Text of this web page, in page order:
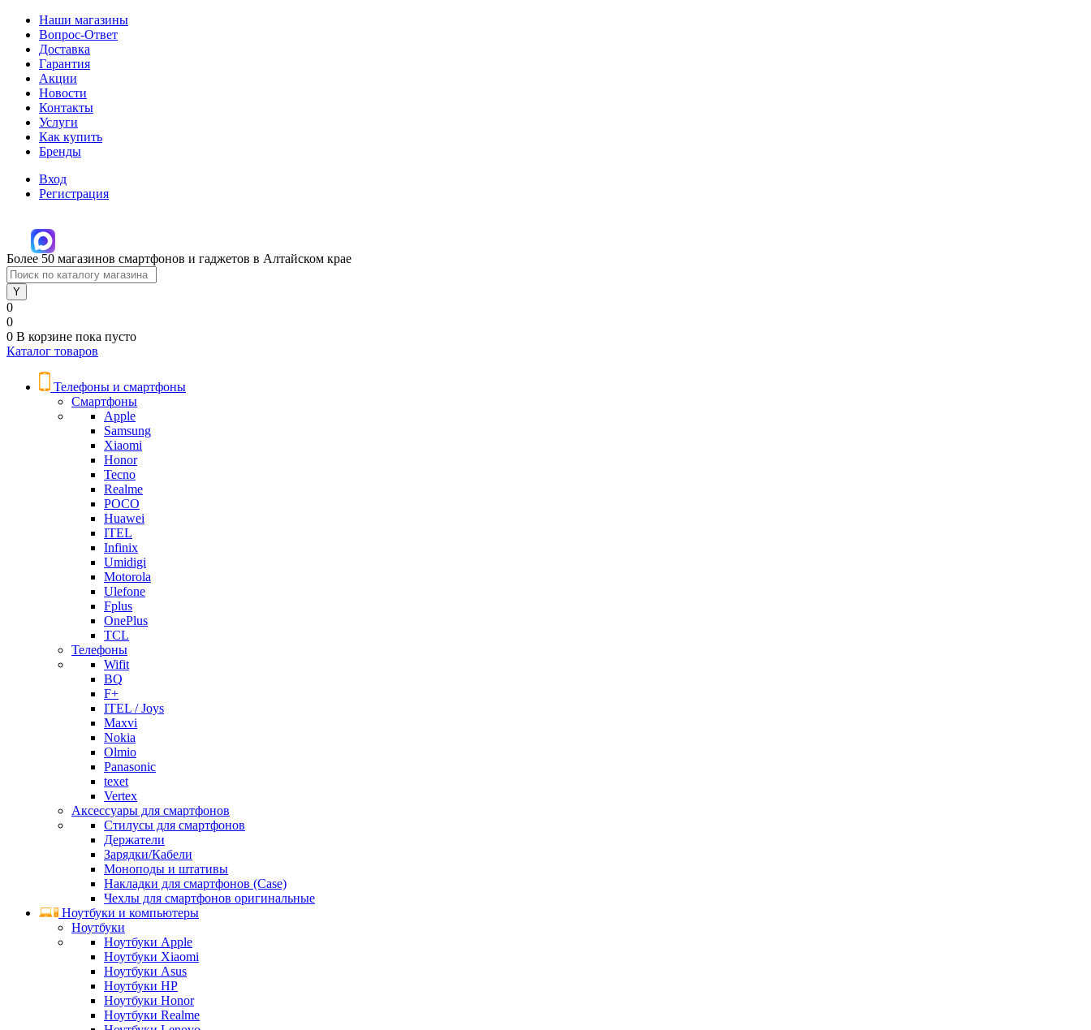
Наши магазины
Вопрос-Ответ
Доставка
Гарантия
Акции
Новости
Контакты
Услуги
Как купить
Бренды
Вход
Регистрация
Более 50 магазинов смартфонов и гаджетов в Алтайском крае
0
0
0 В корзине пока пусто
Каталог товаров
Телефоны и смартфоны
Смартфоны
Apple
Samsung
Xiaomi
Honor
Tecno
Realme
POCO
Huawei
ITEL
Infinix
Umidigi
Motorola
Ulefone
Fplus
OnePlus
TCL
Телефоны
Wifit
BQ
F+
ITEL / Joys
Maxvi
Nokia
Olmio
Panasonic
texet
Vertex
Аксессуары для смартфонов
Стилусы для смартфонов
Держатели
Зарядки/Кабели
Моноподы и штативы
Накладки для смартфонов (Case)
Чехлы для смартфонов оригинальные
Ноутбуки и компьютеры
Ноутбуки
Ноутбуки Apple
Ноутбуки Xiaomi
Ноутбуки Asus
Ноутбуки HP
Ноутбуки Honor
Ноутбуки Realme